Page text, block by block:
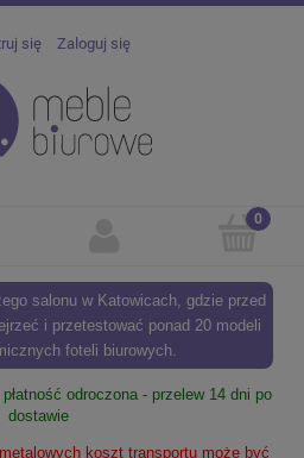
się Zaloguj się
salonu w Katowicach, gdzie przed
i przetestować ponad 20 modeli
foteli biurowych.
odroczona - przelew 14 dni po
dostawie
koszt transportu może być